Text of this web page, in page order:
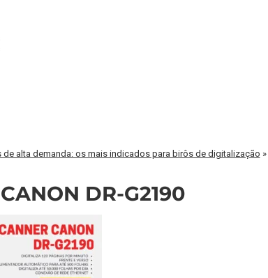
de alta demanda: os mais indicados para birôs de digitalização »
DR-G2190